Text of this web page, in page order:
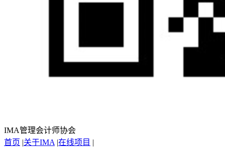
IMA管理会计师协会
首页 |关于IMA |在线项目 |